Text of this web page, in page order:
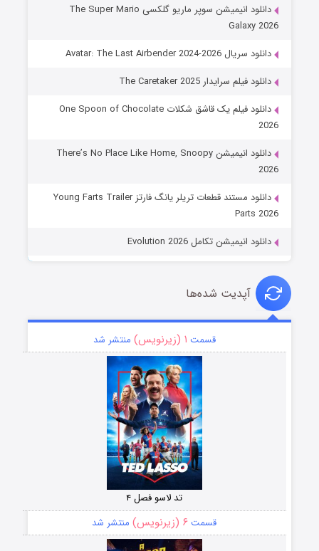
دانلود انیمیشن سوپر ماریو گلکسی The Super Mario
Galaxy 2026
دانلود سریال Avatar: The Last Airbender 2024-2026
دانلود فیلم سرایدار The Caretaker 2025
دانلود فیلم یک قاشق شکلات One Spoon of Chocolate
2026
دانلود انیمیشن There’s No Place Like Home, Snoopy
2026
دانلود مستند قطعات تریلر یانگ فارتز Young Farts Trailer
Parts 2026
دانلود انیمیشن تکامل Evolution 2026
آپدیت شده‌ها
قسمت ۱ (زیرنویس) منتشر شد
تد لاسو فصل ۴
قسمت ۶ (زیرنویس) منتشر شد